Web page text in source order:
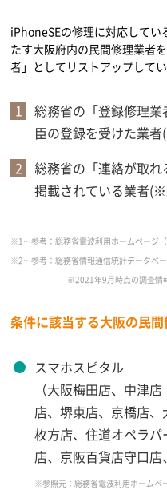
iPhoneSEの修理に対応して
たす大阪府内の民間修理業者
者」としてリストアップしてい
総務省の「登録修理
臣の登録を受けた業
総務省の「連絡が取
掲載されている業者
※1…参考：総務省電波利用ホームペー
※2…参考：総務省情報通信統計データ
※2021年9月時点の調査情
条件に該当する大阪の民
スマホスピタル
（大阪梅田店、中津
店、堺東店、京橋店
枚方店、住道オペラ
店、京阪百貨店守口店
※参照元：総務省電波利用ホーム